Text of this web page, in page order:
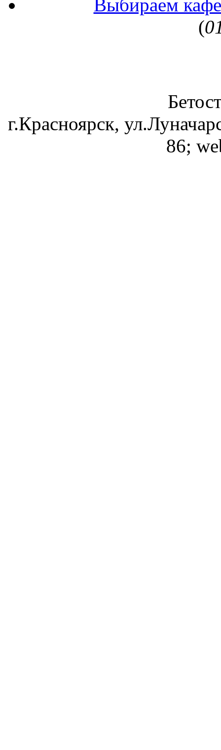
Выбираем
(
г.Красноярск,
86;